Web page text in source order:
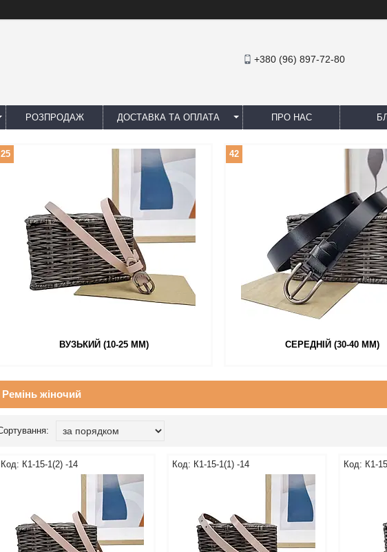
+380 (96) 897-72-80
РОЗПРОДАЖ ДОСТАВКА ТА ОПЛАТА ПРО НАС
ВУЗЬКИЙ (10-25 ММ)
25
СЕРЕДНІЙ (30-40 ММ)
42
Ремінь жіночий
К1-15-1(2) -14 К1-15-1(1) -14 К1-